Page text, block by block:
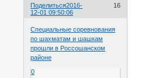
Поделиться 16
2016-
12-01 09:50:06
Специальные соревнования
по шахматам и шашкам
прошли в Россошанском
районе
0